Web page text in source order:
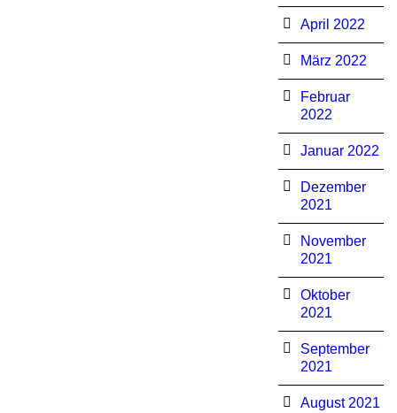
April 2022
März 2022
Februar
2022
Januar 2022
Dezember
2021
November
2021
Oktober
2021
September
2021
August 2021